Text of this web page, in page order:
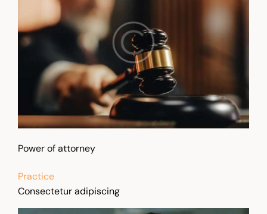
Power of attorney
Practice
Consectetur adipiscing